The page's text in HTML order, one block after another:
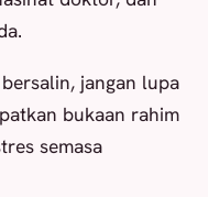
jangan lupa
bukaan rahim
semasa